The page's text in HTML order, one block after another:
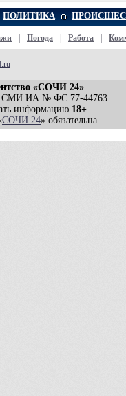
ПОЛИТИКА
Погода Работа
«СОЧИ 24»
СМИ ИА № ФС 77-44763
информацию 18+
СОЧИ 24» обязательна.